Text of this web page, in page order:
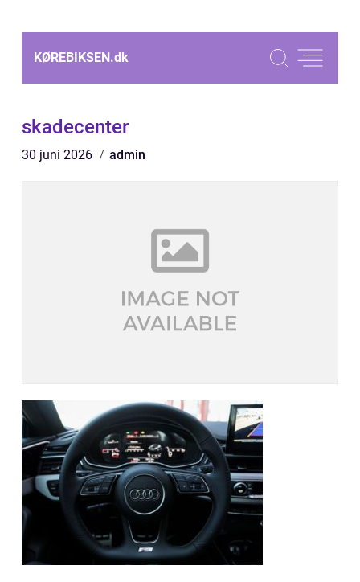
KØREBIKSEN.dk
skadecenter
30 juni 2026 admin